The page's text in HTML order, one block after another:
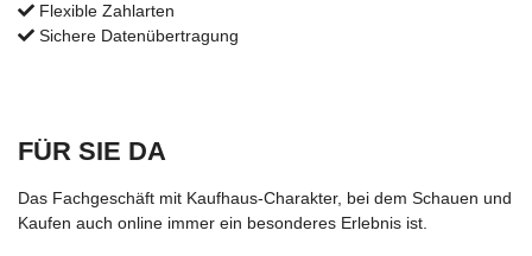
Flexible Zahlarten
Sichere Datenübertragung
FÜR SIE DA
Das Fachgeschäft mit Kaufhaus-Charakter, bei dem Schauen und
Kaufen auch online immer ein besonderes Erlebnis ist.